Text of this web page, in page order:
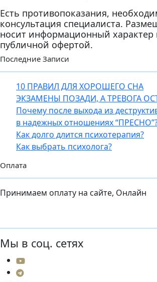
Есть противопоказания,
консультация специалиста.
носит информационный характер
публичной офертой.
Последние Записи
10 ПРАВИЛ ДЛЯ ХОРОШЕГО СНА
ЭКЗАМЕНЫ ПОЗАДИ, А ТРЕВОГА
Почему после выхода из
в надежных отношениях
Как долго длится психотерапия?
Как выбрать психолога?
Оплата
Принимаем оплату на сайте, Онлайн
Мы в соц. сетях